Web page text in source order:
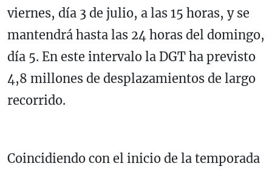
viernes, día 3 de julio, a las 15 horas, y se
mantendrá hasta las 24 horas del domingo,
día 5. En este intervalo la DGT ha previsto
4,8 millones de desplazamientos de largo
recorrido.
Coincidiendo con el inicio de la temporada